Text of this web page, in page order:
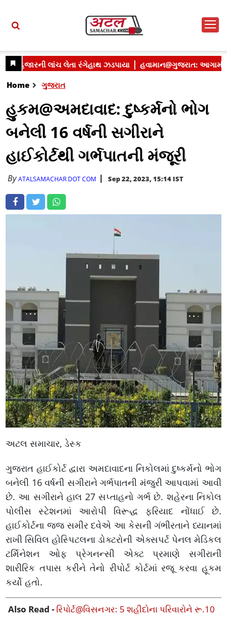
Home ગુજરાત
હુકમ@અમદાવાદ: દુષ્કર્મનો ભોગ
બનેલી 16 વર્ષની સગીરાને
હાઈકોર્ટથી ગર્ભપાતની મંજૂરી
ByATALSAMACHAR DOT COM Sep 22, 2023, 15:14 IST
અટલ સમાચાર, ડેસ્ક
ગુજરાત હાઈકોર્ટ દ્વારા અમદાવાદના નિકોલમાં દુષ્કર્મનો ભોગ
બનેલી 16 વર્ષની સગીરાને ગર્ભપાતની મંજુરી આપવામાં આવી
છે. આ સગીરાને હાલ 27 સપ્તાહનો ગર્ભ છે. શહેરના નિકોલ
પોલીસ સ્ટેશનમાં આરોપી વિરૂદ્ધ ફરિયાદ નોંધાઈ છે.
હાઈકોર્ટના જજ સમીર દવેએ આ કેસની ગંભીરતાને ધ્યાનમાં
રાખી સિવિલ હોસ્પિટલના ડોક્ટરોની એક્સપર્ટ પેનલ મેડિકલ
ટર્મિનેશન ઓફ પ્રેગનન્સી એક્ટ પ્રમાણે સગીરાની
શારીરિક તપાસ કરીને તેનો રીપોર્ટ કોર્ટમાં રજૂ કરવા હૂકમ
કર્યો હતો.
Also Read - રિપોર્ટ@વિસનગર: 5 શહીદોના પરિવારોને રૂ.10